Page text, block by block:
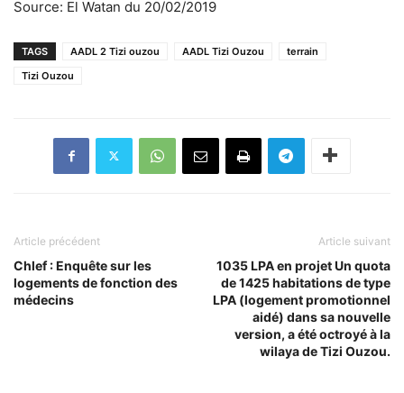
Source: El Watan du 20/02/2019
TAGS AADL 2 Tizi ouzou AADL Tizi Ouzou
terrain
Tizi Ouzou
Article précédent
Chlef : Enquête sur les
logements de fonction des
médecins
Article suivant
1035 LPA en projet Un quota
de 1425 habitations de type
LPA (logement promotionnel
aidé) dans sa nouvelle
version, a été octroyé à la
wilaya de Tizi Ouzou.